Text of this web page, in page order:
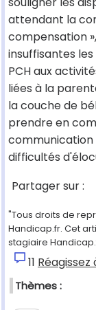
attendant la
compensation
insuffisantes
PCH aux
liées à la
la couche de
prendre en
communication
difficultés
Partager sur :
"Tous droits de
Handicap.fr. Cet
stagiaire
11
Thèmes :